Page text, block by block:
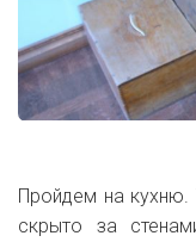
Пройдем на
скрыто за